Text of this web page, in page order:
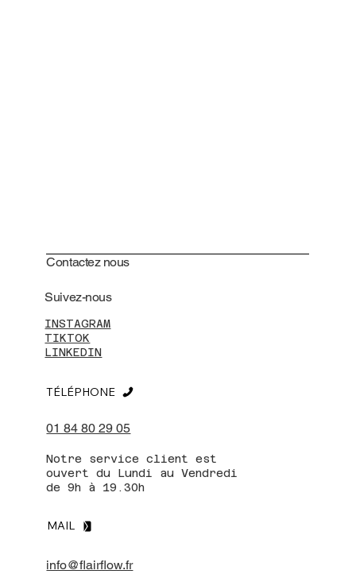
Contactez nous
INSTAGRAM
TIKTOK
LINKEDIN
Suivez-nous
01 84 80 29 05
TÉLÉPHONE
Notre service client est
ouvert du Lundi au Vendredi
de 9h à 19.30h
MAIL
info@flairflow.fr